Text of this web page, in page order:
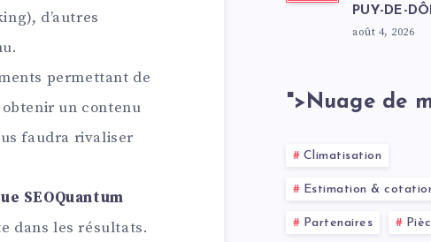
d’autres
permettant de
un contenu
faudra rivaliser
SEOQuantum
dans les résultats.
PUY-DE-
août 4, 2026
">Nuage de
Climatisation
Estimation &
Partenaires